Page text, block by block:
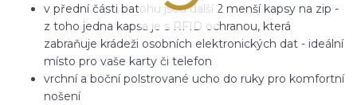
v přední části batohu jsou další 2 menší kapsy na zip -
z toho jedna kapsa je s RFID ochranou, která
zabraňuje krádeži osobních elektronických dat - ideální
místo pro vaše karty či telefon
vrchní a boční polstrované ucho do ruky pro komfortní
nošení